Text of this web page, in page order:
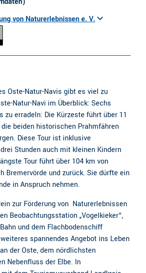
von Naturerlebnissen e. V.
Oste-Natur-Navis gibt es viel zu
Natur-Navi im Überblick: Sechs
zu erradeln: Die Kürzeste führt über 11
beiden historischen Prahmfähren
Diese Tour ist inklusive
Stunden auch mit kleinen Kindern
Tour führt über 104 km von
Bremervörde und zurück. Sie dürfte ein
in Anspruch nehmen.
zur Förderung von Naturerlebnissen
Beobachtungsstation „Vogelkieker“,
und dem Flachbodenschiff
spannendes Angebot ins Leben
der Oste, dem nördlichsten
Nebenfluss der Elbe. In